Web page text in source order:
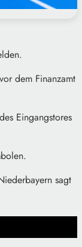
dem Finanzamt
Eingangstores
sagt